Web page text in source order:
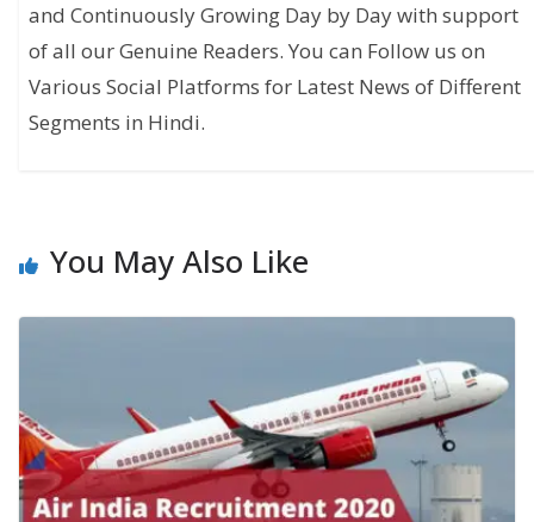
and Continuously Growing Day by Day with support
of all our Genuine Readers. You can Follow us on
Various Social Platforms for Latest News of Different
Segments in Hindi.
You May Also Like